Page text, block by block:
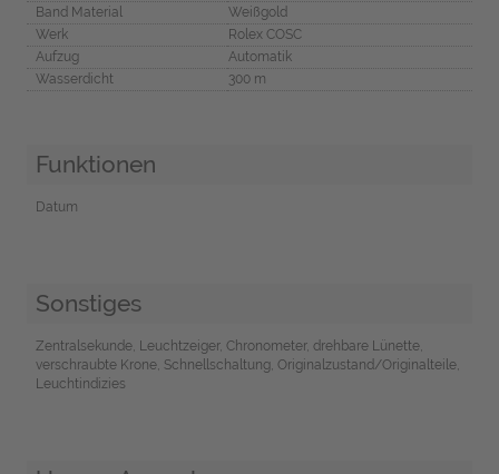
Band Material
Weißgold
Werk
Rolex COSC
Aufzug
Automatik
Wasserdicht
300 m
Funktionen
Datum
Sonstiges
Zentralsekunde, Leuchtzeiger, Chronometer, drehbare Lünette,
verschraubte Krone, Schnellschaltung, Originalzustand/Originalteile,
Leuchtindizies